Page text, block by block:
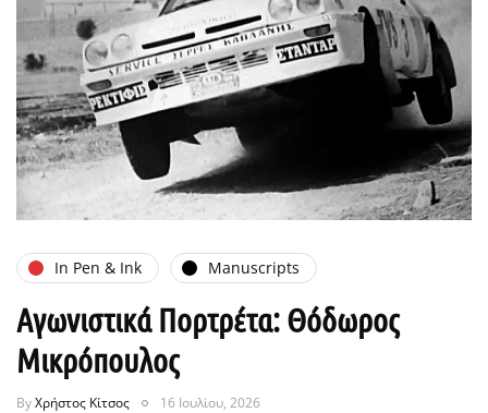
In Pen & Ink Manuscripts
Αγωνιστικά Πορτρέτα: Θόδωρος
Μικρόπουλος
ByΧρήστος Κίτσος 16 Ιουλίου, 2026